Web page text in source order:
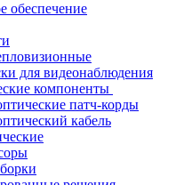
обеспечение
для видеонаблюдения
компоненты
патч-корды
кабель